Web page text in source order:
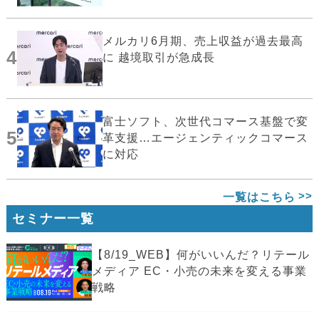
4
メルカリ6月期、売上収益が過去最高
に 越境取引が急成長
5
富士ソフト、次世代コマース基盤で変
革支援…エージェンティックコマース
に対応
一覧はこちら
セミナー一覧
【8/19_WEB】何がいいんだ？リテール
メディア EC・小売の未来を変える事業
戦略